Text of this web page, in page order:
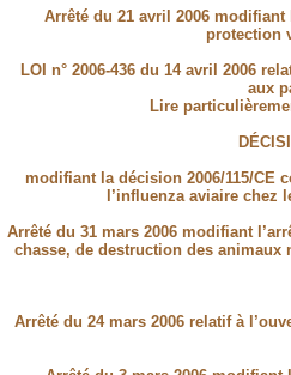
Arrêté du 21 avril 2006
protection
LOI n° 2006-436 du 14 avril 2006
aux
Lire
modifiant la décision 2006/115/CE
l’influenza aviaire chez
Arrêté du 31 mars 2006 modifiant
chasse, de destruction des
Arrêté du 24 mars 2006 relatif à